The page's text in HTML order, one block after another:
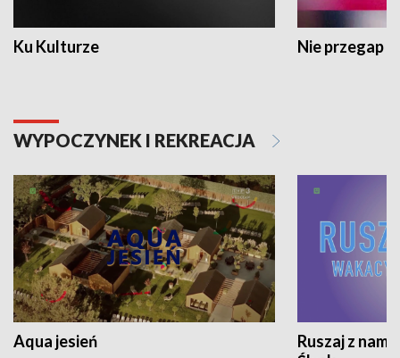
Ku Kulturze Nie przegap
WYPOCZYNEK I REKREACJA
Aqua jesień
Ruszaj z